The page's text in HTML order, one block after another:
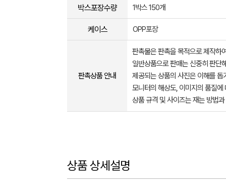
박스포장수량 1박스 150개
케이스 OPP포장
판촉상품 안내
판촉물은 판촉을 목적으로 제작하
일반상품으로 판매는 신중히 판단
제공되는 상품의 사진은 이해를
모니터의 해상도, 이미지의 품질
상품 규격 및 사이즈는 재는 방법
상품 상세설명